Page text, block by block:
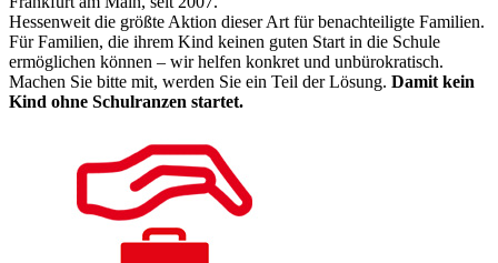
Hessenweit die größte Aktion dieser Art für benachteiligte Familien.
Für Familien, die ihrem Kind keinen guten Start in die Schule
ermöglichen können – wir helfen konkret und unbürokratisch.
Machen Sie bitte mit, werden Sie ein Teil der Lösung. Damit kein
Kind ohne Schulranzen startet.